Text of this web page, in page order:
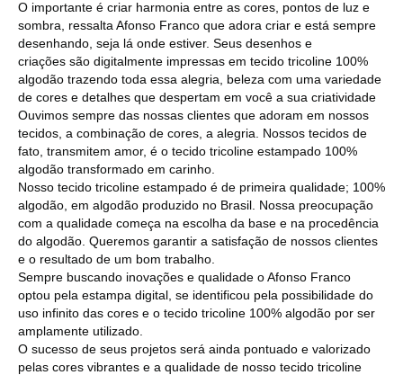
O importante é criar harmonia entre as cores, pontos de luz e
sombra, ressalta Afonso Franco que adora criar e está sempre
desenhando, seja lá onde estiver. Seus desenhos e
criações são digitalmente impressas em tecido tricoline 100%
algodão trazendo toda essa alegria, beleza com uma variedade
de cores e detalhes que despertam em você a sua criatividade
Ouvimos sempre das nossas clientes que adoram em nossos
tecidos, a combinação de cores, a alegria. Nossos tecidos de
fato, transmitem amor, é o tecido tricoline estampado 100%
algodão transformado em carinho.
Nosso tecido tricoline estampado é de primeira qualidade; 100%
algodão, em algodão produzido no Brasil. Nossa preocupação
com a qualidade começa na escolha da base e na procedência
do algodão. Queremos garantir a satisfação de nossos clientes
e o resultado de um bom trabalho.
Sempre buscando inovações e qualidade o Afonso Franco
optou pela estampa digital, se identificou pela possibilidade do
uso infinito das cores e o tecido tricoline 100% algodão por ser
amplamente utilizado.
O sucesso de seus projetos será ainda pontuado e valorizado
pelas cores vibrantes e a qualidade de nosso tecido tricoline